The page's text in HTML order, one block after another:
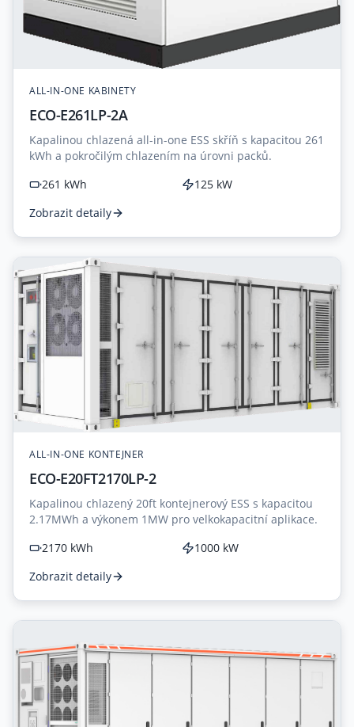
ALL-IN-ONE KABINETY
ECO-E261LP-2A
Kapalinou chlazená all-in-one ESS skříň s kapacitou 261
kWh a pokročilým chlazením na úrovni packů.
261 kWh
125 kW
Zobrazit detaily
ALL-IN-ONE KONTEJNER
ECO-E20FT2170LP-2
Kapalinou chlazený 20ft kontejnerový ESS s kapacitou
2.17MWh a výkonem 1MW pro velkokapacitní aplikace.
2170 kWh
1000 kW
Zobrazit detaily